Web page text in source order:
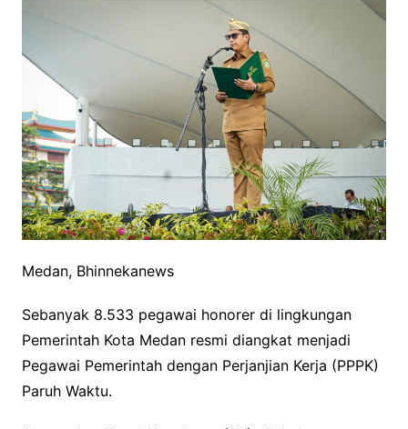
Medan, Bhinnekanews
Sebanyak 8.533 pegawai honorer di lingkungan
Pemerintah Kota Medan resmi diangkat menjadi
Pegawai Pemerintah dengan Perjanjian Kerja (PPPK)
Paruh Waktu.